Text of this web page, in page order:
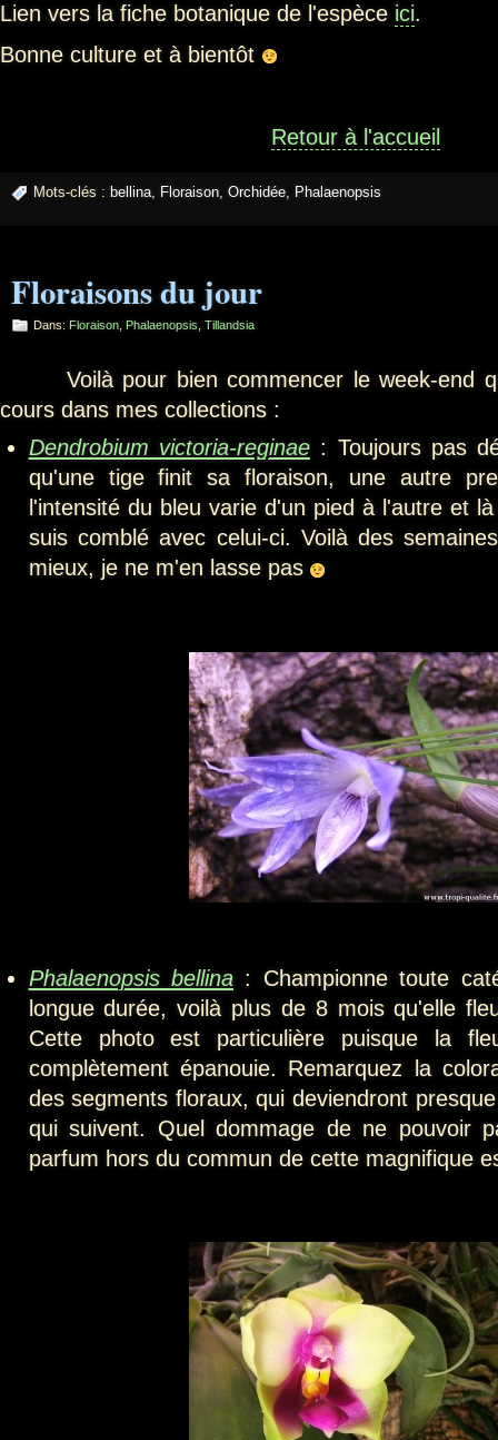
Lien vers la fiche botanique de l'espèce ici.
Bonne culture et à bientôt
Retour à l'accueil
Mots-clés : bellina Floraison Orchidée Phalaenopsis
Floraisons du jour
Dans: Floraison Phalaenopsis Tillandsia
Voilà pour bien commencer le week-end
cours dans mes collections :
Dendrobium victoria-reginae: Toujours pas
qu'une tige finit sa floraison, une autre
l'intensité du bleu varie d'un pied à l'autre et
suis comblé avec celui-ci. Voilà des
mieux, je ne m'en lasse pas
Phalaenopsis bellina : Championne toute
longue durée, voilà plus de 8 mois qu'elle
Cette photo est particulière puisque la
complètement épanouie. Remarquez la
des segments floraux, qui deviendront
qui suivent. Quel dommage de ne pouvoir
parfum hors du commun de cette magnifique